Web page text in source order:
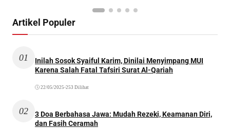
Artikel Populer
01
Inilah Sosok Syaiful Karim, Dinilai Menyimpang MUI
Karena Salah Fatal Tafsiri Surat Al-Qariah
22/05/2025 •253 Dilihat
02
3 Doa Berbahasa Jawa: Mudah Rezeki, Keamanan Diri,
dan Fasih Ceramah